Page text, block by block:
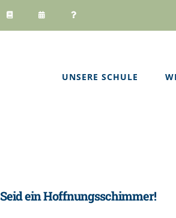
UNSERE SCHULE
Seid ein Hoffnungsschimmer!